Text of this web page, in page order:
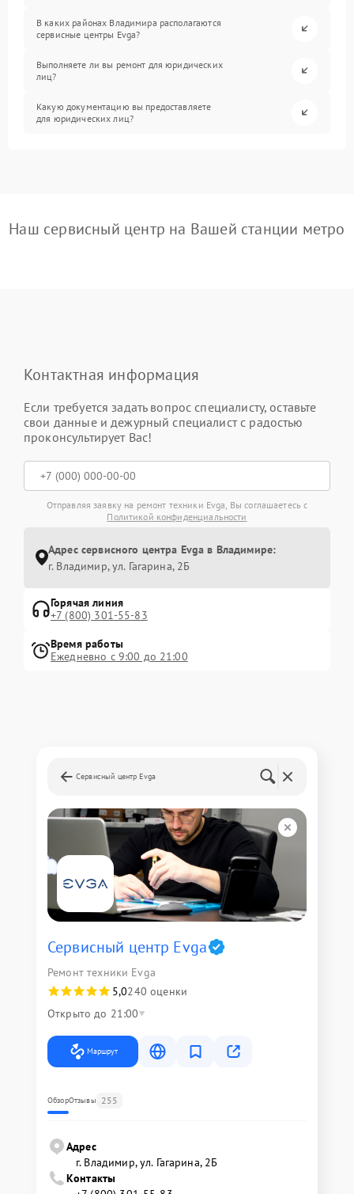
В каких районах Владимира располагаются
сервисные центры Evga?
Выполняете ли вы ремонт для юридических
лиц?
Какую документацию вы предоставляете
для юридических лиц?
Наш сервисный центр на Вашей станции метро
Контактная информация
Если требуется задать вопрос специалисту, оставьте
свои данные и дежурный специалист с радостью
проконсультирует Вас!
Отправляя заявку на ремонт техники Evga, Вы соглашаетесь с
Политикой конфиденциальности
Адрес сервисного центра Evga в Владимире:
г. Владимир, ул. Гагарина, 2Б
Горячая линия
+7 (800) 301-55-83
Время работы
Ежедневно с 9:00 до 21:00
Сервисный центр Evga
Сервисный центр Evga
Ремонт техники Evga
5,0240 оценки
Открыто до 21:00
Маршрут
ОбзорОтзывы 255
Адрес
г. Владимир, ул. Гагарина, 2Б
Контакты